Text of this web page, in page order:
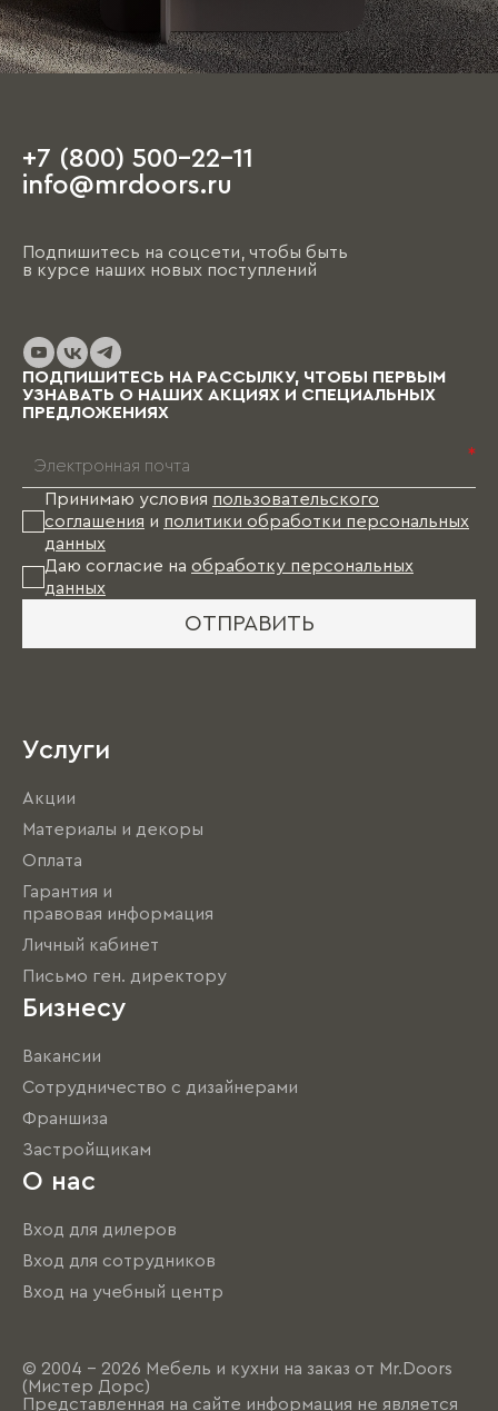
+7 (800) 500-22-11
info@mrdoors.ru
Подпишитесь на соцсети, чтобы быть
в курсе наших новых поступлений
ПОДПИШИТЕСЬ НА РАССЫЛКУ, ЧТОБЫ ПЕРВЫМ
УЗНАВАТЬ О НАШИХ АКЦИЯХ И СПЕЦИАЛЬНЫХ
ПРЕДЛОЖЕНИЯХ
*
Принимаю условия пользовательского
соглашения и политики обработки персональных
данных
Даю согласие на обработку персональных
данных
ОТПРАВИТЬ
Услуги
Акции
Материалы и декоры
Оплата
Гарантия и
правовая информация
Личный кабинет
Письмо ген. директору
Бизнесу
Вакансии
Сотрудничество с дизайнерами
Франшиза
Застройщикам
О нас
Вход для дилеров
Вход для сотрудников
Вход на учебный центр
© 2004 - 2026 Мебель и кухни на заказ от Mr.Doors
(Мистер Дорс)
Представленная на сайте информация не является